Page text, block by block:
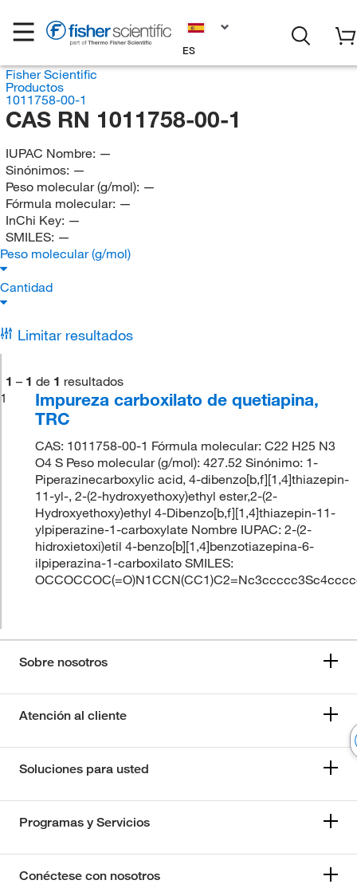
ES
Fisher Scientific
Productos
1011758-00-1
CAS RN 1011758-00-1
IUPAC Nombre: —
Sinónimos: —
Peso molecular (g/mol): —
Fórmula molecular: —
InChi Key: —
SMILES: —
Peso molecular (g/mol)
Cantidad
Limitar resultados
1 – 1 de 1 resultados
1
Impureza carboxilato de quetiapina,
TRC
CAS: 1011758-00-1 Fórmula molecular: C22 H25 N3
O4 S Peso molecular (g/mol): 427.52 Sinónimo: 1-
Piperazinecarboxylic acid, 4-dibenzo[b,f][1,4]thiazepin-
11-yl-, 2-(2-hydroxyethoxy)ethyl ester,2-(2-
Hydroxyethoxy)ethyl 4-Dibenzo[b,f][1,4]thiazepin-11-
ylpiperazine-1-carboxylate Nombre IUPAC: 2-(2-
hidroxietoxi)etil 4-benzo[b][1,4]benzotiazepina-6-
ilpiperazina-1-carboxilato SMILES:
Sobre nosotros
Atención al cliente
Soluciones para usted
Programas y Servicios
Conéctese con nosotros